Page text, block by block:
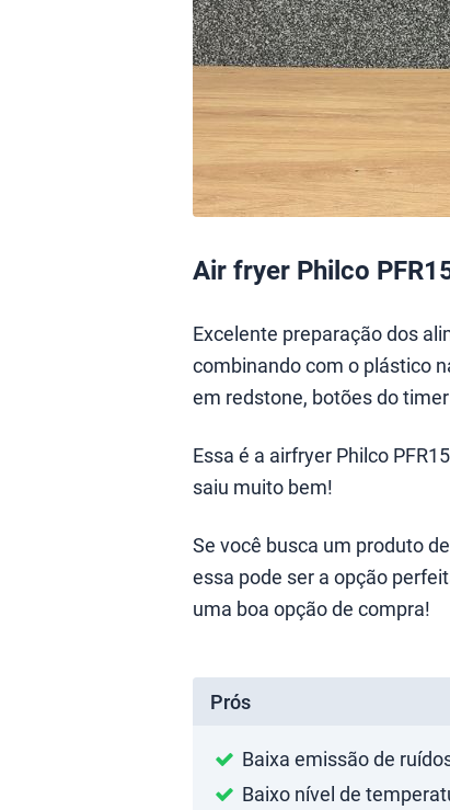
Air fryer Philco
Excelente preparação dos
combinando com o plástico
em redstone, botões do
Essa é a airfryer Philco
saiu muito bem!
Se você busca um produto
essa pode ser a opção
uma boa opção de compra!
Prós
Baixa emissão de
Baixo nível de